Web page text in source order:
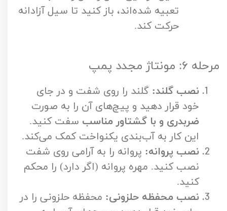
تعبیه شده‌اند، باز کنید تا سیل آزادانه
حرکت کند.
مرحله ۶: مونتاژ مجدد پمپ
نصب گلند: گلند را روی شفت و در جای
خود قرار دهید و پیچ‌های آن را به صورت
ضربدری و با گشتاور مناسب سفت کنید.
این کار به آب‌بندی یکنواخت کمک می‌کند.
نصب پروانه: پروانه را به آرامی روی شفت
نصب کنید. مهره پروانه (اگر دارد) را محکم
کنید.
نصب محفظه حلزونی: محفظه حلزونی را در